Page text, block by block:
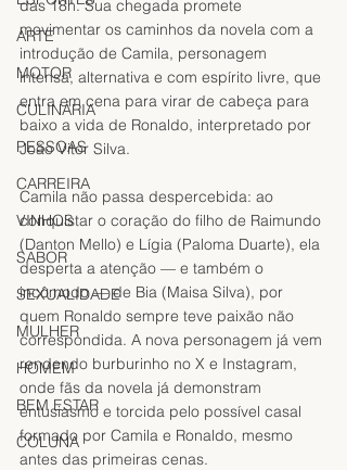
ARTE
MOTOR
CULINÁRIA
PESSOAS
CARREIRA
VINHOS
SABOR
SEXUALIDADE
MULHER
HOMEM
BEM ESTAR
COLUNA
das 18h. Sua chegada promete
movimentar os caminhos da novela com a
introdução de Camila, personagem
intensa, alternativa e com espírito livre, que
entra em cena para virar de cabeça para
baixo a vida de Ronaldo, interpretado por
João Vitor Silva.
Camila não passa despercebida: ao
conquistar o coração do filho de Raimundo
(Danton Mello) e Lígia (Paloma Duarte), ela
desperta a atenção — e também o
incômodo — de Bia (Maisa Silva), por
quem Ronaldo sempre teve paixão não
correspondida. A nova personagem já vem
rendendo burburinho no X e Instagram,
onde fãs da novela já demonstram
entusiasmo e torcida pelo possível casal
formado por Camila e Ronaldo, mesmo
antes das primeiras cenas.